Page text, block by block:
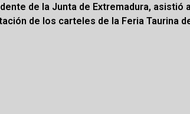
de la Junta de Extremadura, asistió
de los carteles de la Feria Taurina